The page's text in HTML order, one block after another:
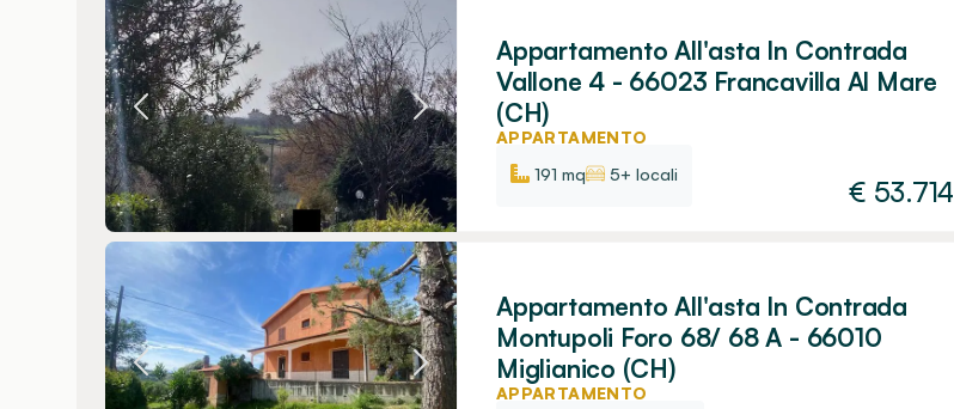
Appartamento All'asta In Contrada
Vallone 4 - 66023 Francavilla Al Mare
(CH)
APPARTAMENTO
191 mq
5+ locali
€ 53.714
Appartamento All'asta In Contrada
Montupoli Foro 68/ 68 A - 66010
Miglianico (CH)
APPARTAMENTO